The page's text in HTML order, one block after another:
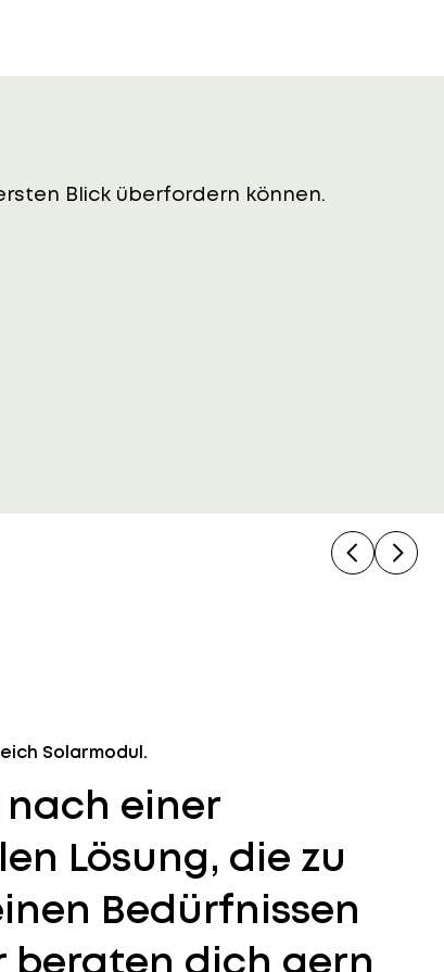
Blick überfordern können.
Previous
Next
Solarmodul.
einer
Lösung, die zu
Bedürfnissen
beraten dich gern